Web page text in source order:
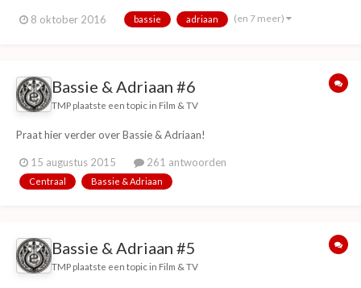
8 oktober 2016 bassie adriaan (en 7 meer)
Bassie & Adriaan #6
TMP plaatste een topic in Film & TV
Praat hier verder over Bassie & Adriaan!
15 augustus 2015 261 antwoorden
Centraal Bassie & Adriaan
Bassie & Adriaan #5
TMP plaatste een topic in Film & TV